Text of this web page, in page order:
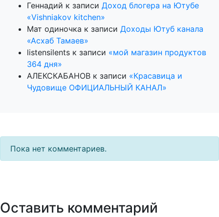
Геннадий к записи Доход блогера на Ютубе
«Vishniakov kitchen»
Мат одиночка к записи Доходы Ютуб канала
«Асхаб Тамаев»
listensilents к записи «мой магазин продуктов
364 дня»
АЛЕКСКАБАНОВ к записи «Красавица и
Чудовище ОФИЦИАЛЬНЫЙ КАНАЛ»
Пока нет комментариев.
Оставить комментарий